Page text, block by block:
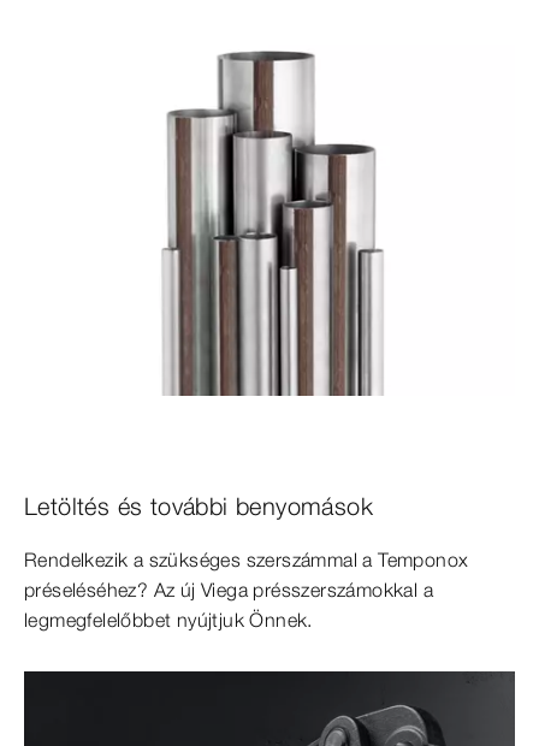
Letöltés és további benyomások
Rendelkezik a szükséges szerszámmal a Temponox
préseléséhez? Az új Viega présszerszámokkal a
legmegfelelőbbet nyújtjuk Önnek.